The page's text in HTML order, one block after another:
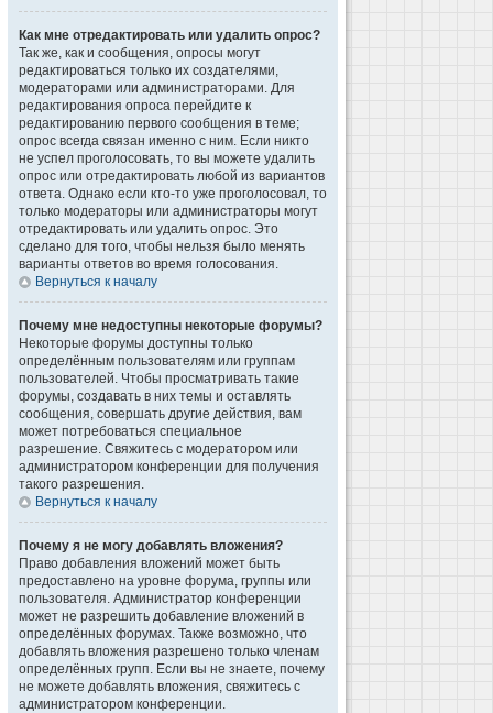
Как мне отредактировать или удалить опрос?
Так же, как и сообщения, опросы могут
редактироваться только их создателями,
модераторами или администраторами. Для
редактирования опроса перейдите к
редактированию первого сообщения в теме;
опрос всегда связан именно с ним. Если никто
не успел проголосовать, то вы можете удалить
опрос или отредактировать любой из вариантов
ответа. Однако если кто-то уже проголосовал, то
только модераторы или администраторы могут
отредактировать или удалить опрос. Это
сделано для того, чтобы нельзя было менять
варианты ответов во время голосования.
Вернуться к началу
Почему мне недоступны некоторые форумы?
Некоторые форумы доступны только
определённым пользователям или группам
пользователей. Чтобы просматривать такие
форумы, создавать в них темы и оставлять
сообщения, совершать другие действия, вам
может потребоваться специальное
разрешение. Свяжитесь с модератором или
администратором конференции для получения
такого разрешения.
Вернуться к началу
Почему я не могу добавлять вложения?
Право добавления вложений может быть
предоставлено на уровне форума, группы или
пользователя. Администратор конференции
может не разрешить добавление вложений в
определённых форумах. Также возможно, что
добавлять вложения разрешено только членам
определённых групп. Если вы не знаете, почему
не можете добавлять вложения, свяжитесь с
администратором конференции.